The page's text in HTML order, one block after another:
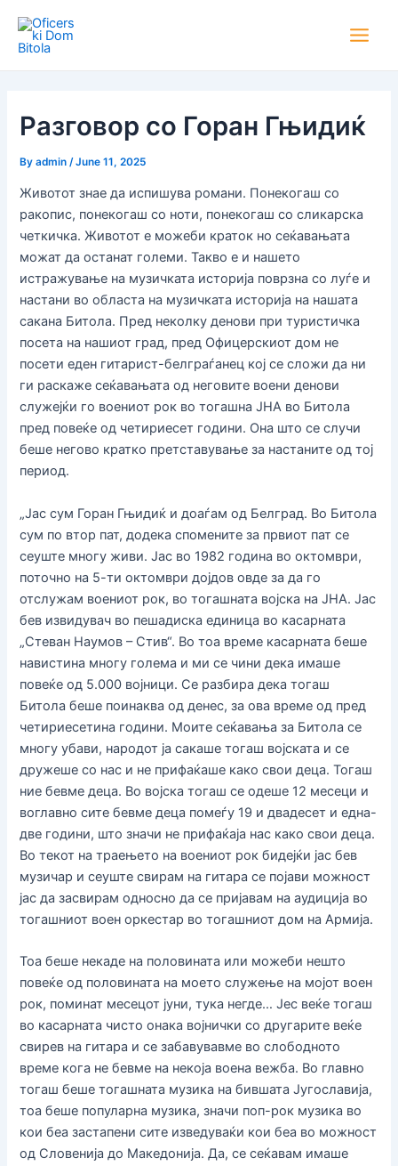
content
Разговор со Горан Гњидиќ
Byadmin /June 11, 2025
Животот знае да испишува романи. Понекогаш со
ракопис, понекогаш со ноти, понекогаш со сликарска
четкичка. Животот е можеби краток но сеќавањата
можат да останат големи. Такво е и нашето
истражување на музичката историја поврзна со луѓе и
настани во областа на музичката историја на нашата
сакана Битола. Пред неколку денови при туристичка
посета на нашиот град, пред Офицерскиот дом не
посети еден гитарист-белграѓанец кој се сложи да ни
ги раскаже сеќавањата од неговите воени денови
служејќи го воениот рок во тогашна ЈНА во Битола
пред повеќе од четириесет години. Она што се случи
беше негово кратко претставување за настаните од тој
период.
„Јас сум Горан Гњидиќ и доаѓам од Белград. Во Битола
сум по втор пат, додека спомените за првиот пат се
сеуште многу живи. Јас во 1982 година во октомври,
поточно на 5-ти октомври дојдов овде за да го
отслужам воениот рок, во тогашната војска на ЈНА. Јас
бев извидувач во пешадиска единица во касарната
„Стеван Наумов – Стив“. Во тоа време касарната беше
навистина многу голема и ми се чини дека имаше
повеќе од 5.000 војници. Се разбира дека тогаш
Битола беше поинаква од денес, за ова време од пред
четириесетина години. Моите сеќавања за Битола се
многу убави, народот ја сакаше тогаш војската и се
дружеше со нас и не прифаќаше како свои деца. Тогаш
ние бевме деца. Во војска тогаш се одеше 12 месеци и
воглавно сите бевме деца помеѓу 19 и двадесет и една-
две години, што значи не прифаќаја нас како свои деца.
Во текот на траењето на воениот рок бидејќи јас бев
музичар и сеуште свирам на гитара се појави можност
јас да засвирам односно да се пријавам на аудиција во
тогашниот воен оркестар во тогашниот дом на Армија.
Тоа беше некаде на половината или можеби нешто
повеќе од половината на моето служење на мојот воен
рок, поминат месецот јуни, тука негде… Јес веќе тогаш
во касарната чисто онака војнички со другарите веќе
свирев на гитара и се забавувавме во слободното
време кога не бевме на некоја воена вежба. Во главно
тогаш беше тогашната музика на бившата Југославија,
тоа беше популарна музика, значи поп-рок музика во
кои беа застапени сите изведуваќи кои беа во можност
од Словенија до Македонија. Да, се сеќавам имаше
navigation